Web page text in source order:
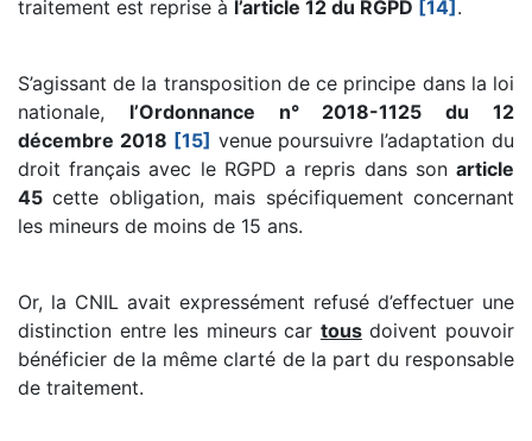
traitement est reprise à l’article 12 du RGPD [14] .
S’agissant de la transposition de ce principe dans la loi
nationale, l’Ordonnance n° 2018-1125 du 12
décembre 2018 [15] venue poursuivre l’adaptation du
droit français avec le RGPD a repris dans son article
45 cette obligation, mais spécifiquement concernant
les mineurs de moins de 15 ans.
Or, la CNIL avait expressément refusé d’effectuer une
distinction entre les mineurs car tousdoivent pouvoir
bénéficier de la même clarté de la part du responsable
de traitement.